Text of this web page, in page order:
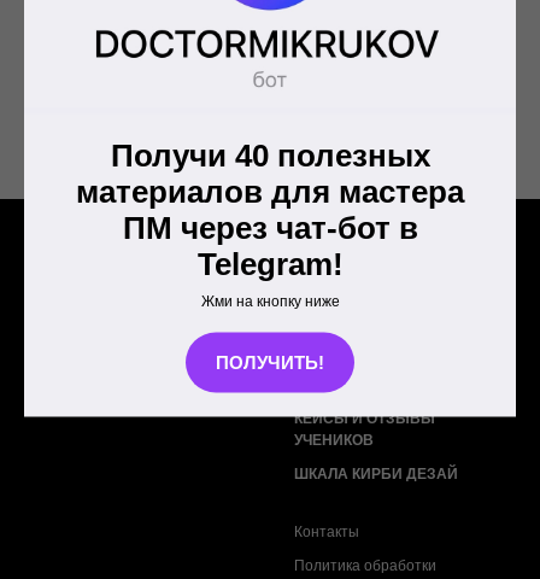
Получи 40 полезных
материалов для мастера
ПМ через чат-бот в
Telegram!
Жми на кнопку ниже
ПОЛУЧИТЬ!
ЗАКАЗАТЬ ЗВОНОК КОНСУЛЬТАНТА
НАПИСАТЬ КОНСУЛЬТАНТУ В WHATSAPP
РАСПИСАНИЕ
КЕЙСЫ И ОТЗЫВЫ
УЧЕНИКОВ
ШКАЛА КИРБИ ДЕЗАЙ
Контакты
Политика обработки